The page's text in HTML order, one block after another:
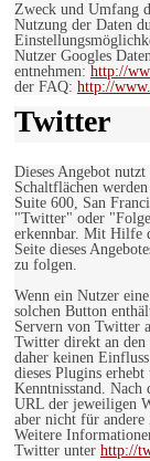
Zweck und Umfang
Nutzung der Daten
Nutzer Googles
entnehmen: http://
der FAQ: http://
Twitter
Dieses Angebot nutzt
Schaltflächen
Suite 600, San
"Twitter" oder
erkennbar. Mit Hilfe
Seite dieses
zu folgen.
Wenn ein Nutzer
solchen Button
Servern von Twitter
Twitter direkt an den
daher keinen
dieses Plugins
Kenntnisstand. Nach
URL der jeweiligen
aber nicht für andere
Weitere
Twitter unter http://